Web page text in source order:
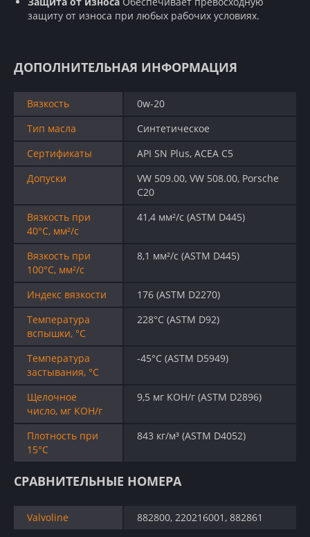
защиту от износа при любых рабочих условиях.
ДОПОЛНИТЕЛЬНАЯ ИНФОРМАЦИЯ
Вязкость
0w-20
Тип масла
Синтетическое
Сертификаты
API SN Plus, ACEA C5
Допуски
VW 509.00, VW 508.00, Porsche
C20
Вязкость при
40°C, мм²/с
41,4 мм²/с (ASTM D445)
Вязкость при
100°C, мм²/с
8,1 мм²/с (ASTM D445)
Индекс вязкости
176 (ASTM D2270)
Температура
вспышки, °C
228°C (ASTM D92)
Температура
застывания, °C
-45°C (ASTM D5949)
Щелочное
число, мг KOH/г
9,5 мг KOH/г (ASTM D2896)
Плотность при
15°C
843 кг/м³ (ASTM D4052)
СРАВНИТЕЛЬНЫЕ НОМЕРА
Valvoline 882800, 220216001, 882861